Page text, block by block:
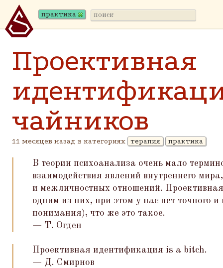
практика
Проективная
чайников
11 месяцев назад в категориях терапия практика
В теории психоанализа очень мало
взаимодействия явлений внутреннего
и межличностных отношений.
одним из них, при этом у нас нет точного
понимания), что же это такое.
— Т. Огден
Проективная идентификация is a bitch.
— Д. Смирнов